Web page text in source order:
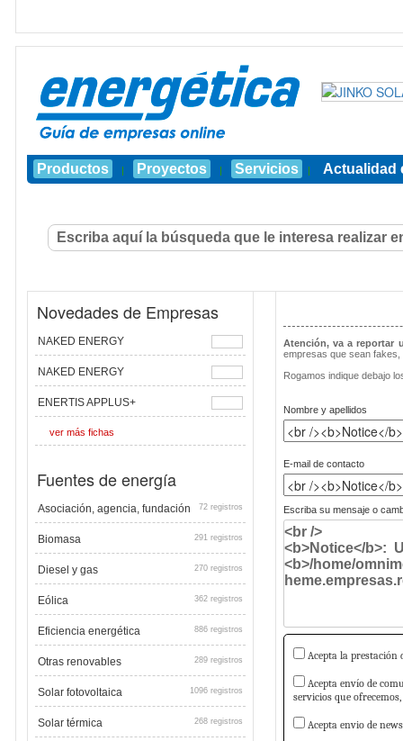
Productos | Proyectos | Servicios | Actualidad
Novedades de Empresas
NAKED ENERGY
NAKED ENERGY
ENERTIS APPLUS+
ver más fichas
Fuentes de energía
Asociación, agencia, fundación 72 registros
Biomasa 291 registros
Diesel y gas 270 registros
Eólica 362 registros
Eficiencia energética 886 registros
Otras renovables 289 registros
Solar fotovoltaica 1096 registros
Solar térmica 268 registros
Atención, va a reportar
empresas que sean
Rogamos indique debajo
Nombre y apellidos
E-mail de contacto
Escriba su mensaje o
Acepta la prestación
Acepta envío de
servicios que
Acepta envio de